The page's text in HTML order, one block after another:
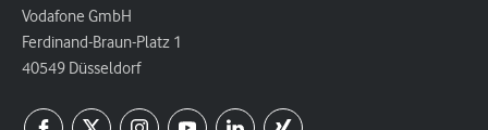
Vodafone GmbH
Ferdinand-Braun-Platz 1
40549 Düsseldorf